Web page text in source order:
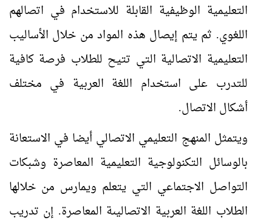
التعليمية الوظيفية القابلة للاستخدام في اتصالهم
اللغوي. ثم يتم إيصال هذه المواد من خلال الأساليب
التعليمية الاتصالية التي تتيح للطلاب فرصة كافية
للتدرب على استخدام اللغة العربية في مختلف
أشكال الاتصال.
ويتمثل المنهج التعليمي الاتصالي أيضا في الاستعانة
بالوسائل التكنولوجية التعليمية المعاصرة وشبكات
التواصل الاجتماعي التي يتعلم ويمارس من خلالها
الطلاب اللغة العربية الاتصاليىة المعاصرة. إن تدريب